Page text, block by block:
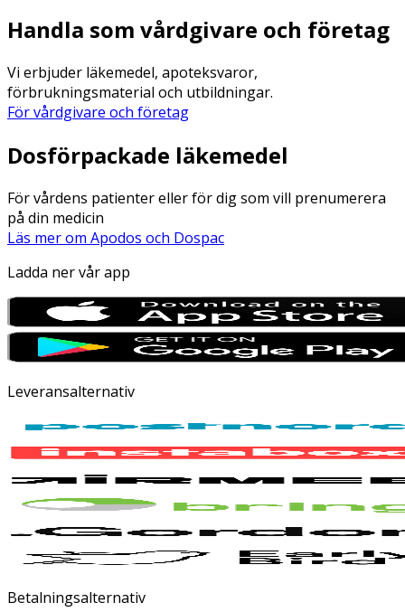
Handla som vårdgivare och företag
Vi erbjuder läkemedel, apoteksvaror,
förbrukningsmaterial och utbildningar.
För vårdgivare och företag
Dosförpackade läkemedel
För vårdens patienter eller för dig som vill prenumerera
på din medicin
Läs mer om Apodos och Dospac
Ladda ner vår app
Leveransalternativ
Betalningsalternativ